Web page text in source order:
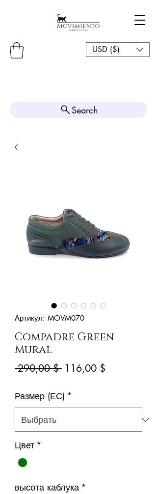
USD ($)
Search
Артикул: MOVM070
Compadre Green
Mural
290,00 $ Обычная
116,00 $
Размер (ЕС) *
Цвет *
высота каблука *